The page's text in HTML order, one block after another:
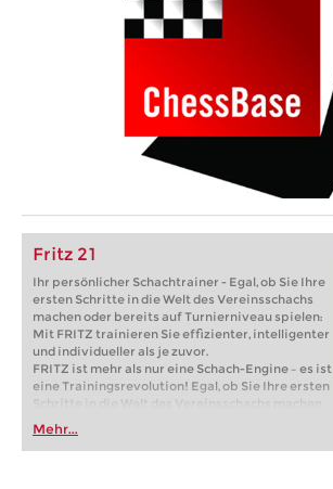
Fritz 21
Ihr persönlicher Schachtrainer - Egal, ob Sie Ihre
ersten Schritte in die Welt des Vereinsschachs
machen oder bereits auf Turnierniveau spielen:
Mit FRITZ trainieren Sie effizienter, intelligenter
und individueller als je zuvor.
FRITZ ist mehr als nur eine Schach-Engine – es ist
eine Trainingsrevolution! Egal, ob Sie Ihre ersten
Schritte in die Welt des Vereinsschachs machen
oder bereits auf Turnierniveau spielen: Mit
FRITZ trainieren Sie effizienter, intelligenter und
individueller als je zuvor.
Mehr...